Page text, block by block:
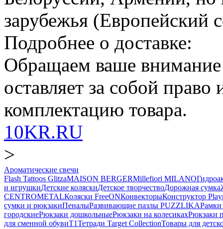
зарубежья
Подробнее о доставке:
Обращаем ваше внимание
оставляет за собой
комплектацию товара.
10KR.RU
>
Ароматические свечи
Flash Tattoos GlitzaMAISON BERGERMillefiori MILANO
и игрушкиДетские коляскиДетское творчествоДорожная сумка
CENTROMETALКоляски FreeONКонвекторыКонструктор
сумки и рюкзакиПеналыРазвивающие пазлы PUZZLIKAРамки
городскиеРюкзаки дошкольныеРюкзаки на колесикахРюкзаки
для сменной обувиТ1Тетради Target CollectionТовары для